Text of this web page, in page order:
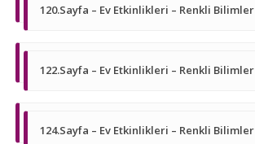
120.Sayfa – Ev Etkinlikleri – Renkli Bilimler
122.Sayfa – Ev Etkinlikleri – Renkli Bilimler
124.Sayfa – Ev Etkinlikleri – Renkli Bilimler